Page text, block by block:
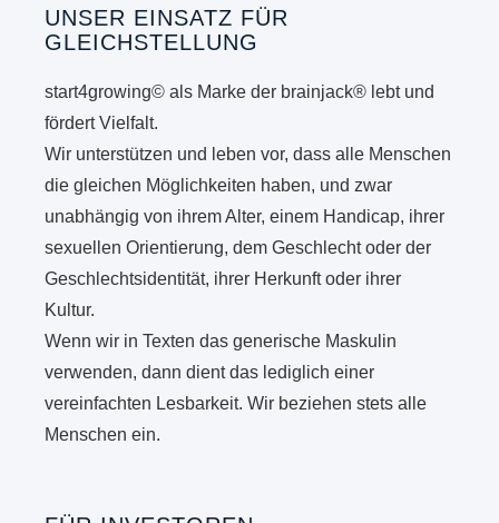
UNSER EINSATZ FÜR
GLEICHSTELLUNG
start4growing© als Marke der brainjack® lebt und
fördert Vielfalt.
Wir unterstützen und leben vor, dass alle Menschen
die gleichen Möglichkeiten haben, und zwar
unabhängig von ihrem Alter, einem Handicap, ihrer
sexuellen Orientierung, dem Geschlecht oder der
Geschlechtsidentität, ihrer Herkunft oder ihrer
Kultur.
Wenn wir in Texten das generische Maskulin
verwenden, dann dient das lediglich einer
vereinfachten Lesbarkeit. Wir beziehen stets alle
Menschen ein.